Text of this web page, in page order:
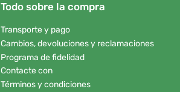
Todo sobre la compra
Transporte y pago
Cambios, devoluciones y reclamaciones
Programa de fidelidad
Contacte con
Términos y condiciones